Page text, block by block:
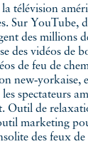
télévision
Sur YouTube,
des millions
des vidéos de
de feu de
new‑yorkaise,
spectateurs
Outil de
marketing
des feux de